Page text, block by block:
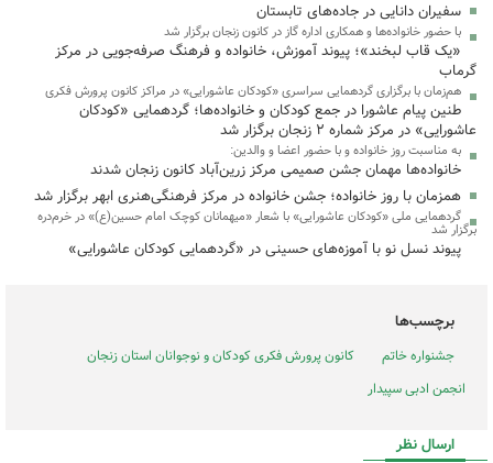
سفیران دانایی در جاده‌های تابستان
با حضور خانواده‌ها و همکاری اداره گاز در کانون زنجان برگزار شد
«یک قاب لبخند»؛ پیوند آموزش، خانواده و فرهنگ صرفه‌جویی در مرکز
گرماب
هم‌زمان با برگزاری گردهمایی سراسری «کودکان عاشورایی» در مراکز کانون پرورش فکری
طنین پیام عاشورا در جمع کودکان و خانواده‌ها؛ گردهمایی «کودکان
عاشورایی» در مرکز شماره ۲ زنجان برگزار شد
به مناسبت روز خانواده و با حضور اعضا و والدین:
خانواده‌ها مهمان جشن صمیمی مرکز زرین‌آباد کانون زنجان شدند
همزمان با روز خانواده؛ جشن خانواده در مرکز فرهنگی‌هنری ابهر برگزار شد
گردهمایی ملی «کودکان عاشورایی» با شعار «میهمانان کوچک امام حسین(ع)» در خرم‌دره
برگزار شد
پیوند نسل نو با آموزه‌های حسینی در «گردهمایی کودکان عاشورایی»
برچسب‌ها
جشنواره خاتم
کانون پرورش فکری کودکان و نوجوانان استان زنجان
انجمن ادبی سپیدار
ارسال نظر